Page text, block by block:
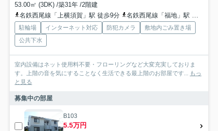
53.00㎡ (3DK) /築31年 /2階建
名鉄西尾線「上横須賀」駅 徒歩9分
名鉄西尾線「福地」駅 徒歩40分
駐輪場 インターネット対応 防犯カメラ
敷地内ごみ置き場
公共下水
室内設備はネット使用料不要・フローリングなど大変充実しておりま
す。上階の音を気にすることなく生活できる最上階のお部屋です... もっ
と見る
募集中の部屋
B103
5.5万円